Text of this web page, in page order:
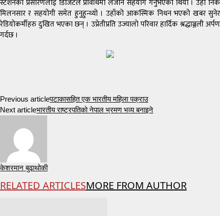
स्टेशनको प्रसारणलाई डिजिटल प्रविधिमा लैजान सहयोग गर्नुभएको थियो । उहाँ निकै
मिलनसार र सहयोगी समेत हुनुहुन्थ्यो । उहाँको आकस्मिक निधन भएको खबर सुनेर
रेडियोकर्मीहरु दुखित भएका छन् । उप्रेतीप्रति उज्यालो परिवार हार्दिक श्रद्धाञ्जली अर्पण
गर्दछ ।
Previous articleपटाकासहित एक भारतीय महिला पक्राउ
Next articleभारतीय राष्ट्रपतिको नेपाल भ्रमण भव्य बनाइने
केशरमान बुढाथोकी
RELATED ARTICLESMORE FROM AUTHOR